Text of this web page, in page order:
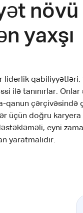
yaxşı
liderlik qabiliyyətləri,
ilə tanınırlar.
qanun çərçivəsində
üçün doğru karyera
eyni
yaratmalıdır.